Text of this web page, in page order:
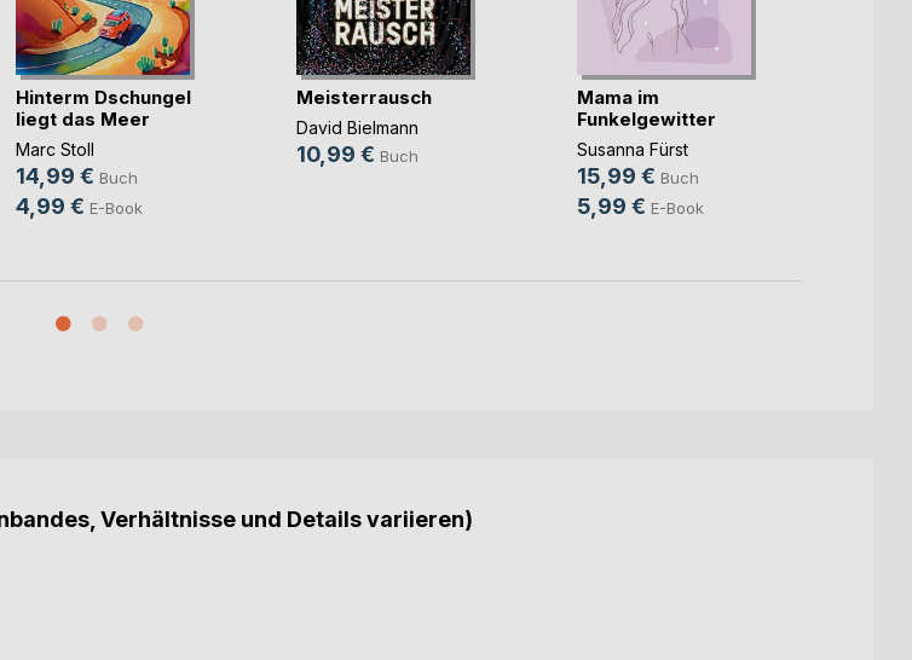
Hinterm Dschungel
liegt das Meer
Marc Stoll
14,99 € Buch
4,99 € E-Book
Meisterrausch
David Bielmann
10,99 € Buch
Mama im
Funkelgewitter
Susanna Fürst
15,99 € Buch
5,99 € E-Book
Verhältnisse und Details variieren)